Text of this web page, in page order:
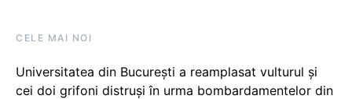
CELE MAI NOI
Universitatea din București a reamplasat vulturul și
cei doi grifoni distruși în urma bombardamentelor din